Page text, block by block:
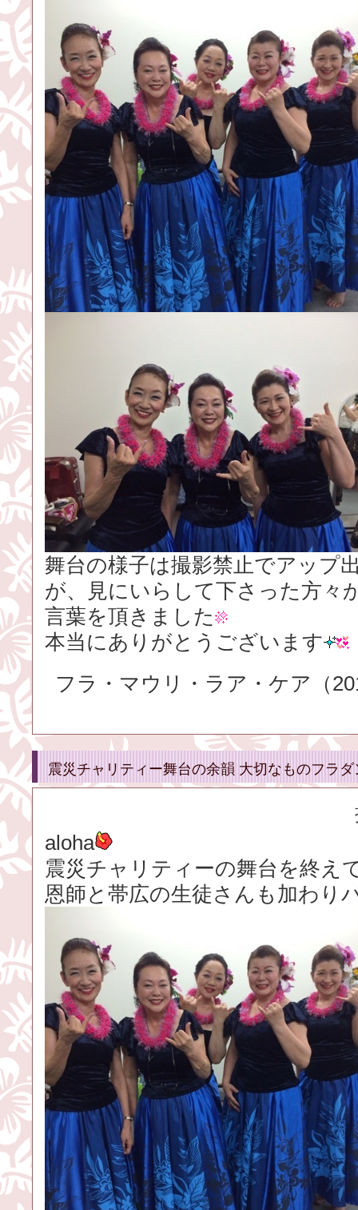
舞台の様子は撮影禁止でアップ
が、見にいらして下さった方々
言葉を頂きました
本当にありがとうございます
フラ・マウリ・ラア・ケア（
震災チャリティー舞台の余韻 大切なものフラダ
aloha
震災チャリティーの舞台を終え
恩師と帯広の生徒さんも加わり